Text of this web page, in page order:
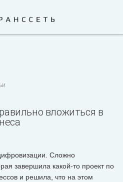
вложиться в
Сложно
завершила какой-то проект по
и решила, что на этом